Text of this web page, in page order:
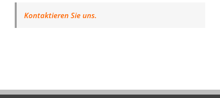
Kontaktieren Sie uns.